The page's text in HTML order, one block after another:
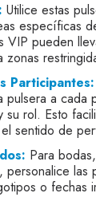
Utilice estas
específicas
VIP pueden
Participantes:
pulsera a cada
su rol. Esto
sentido de
Para
personalice las
o fechas